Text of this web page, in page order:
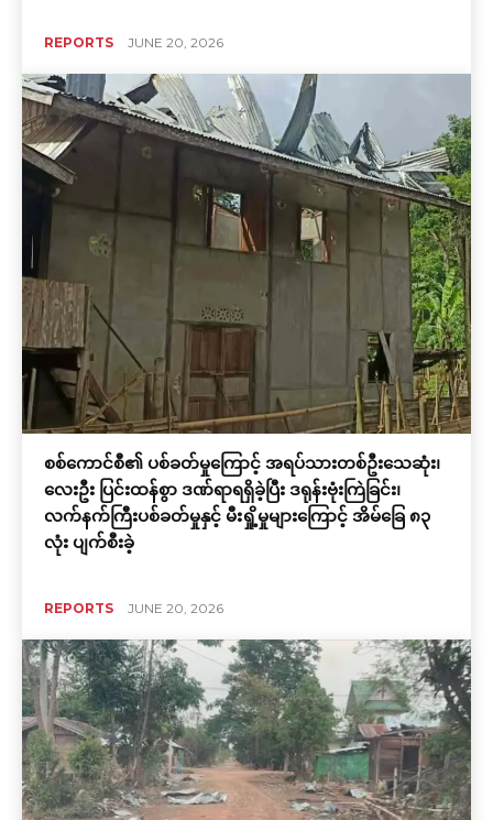
REPORTS JUNE 20, 2026
စစ်ကောင်စီ၏ ပစ်ခတ်မှုကြောင့် အရပ်သားတစ်ဦးသေဆုံး၊
လေးဦး ပြင်းထန်စွာ ဒဏ်ရာရရှိခဲ့ပြီး ဒရုန်းဗုံးကြဲခြင်း၊
လက်နက်ကြီးပစ်ခတ်မှုနှင့် မီးရှို့မှုများကြောင့် အိမ်ခြေ ၈၃
လုံး ပျက်စီးခဲ့
REPORTS JUNE 20, 2026